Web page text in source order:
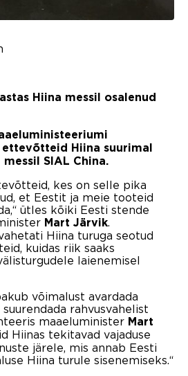
Hiina messil osalenud
Hiina suurimal
SIAL China.
kes on selle pika
et Eestit ja meie tooteid
ütles kõiki Eesti stende
Mart Järvik.
Hiina turuga seotud
kuidas riik saaks
laienemisel
võimalust avardada
rahvusvahelist
maaeluminister Mart
Hiinas tekitavad vajaduse
järele, mis annab Eesti
Hiina turule sisenemiseks.“